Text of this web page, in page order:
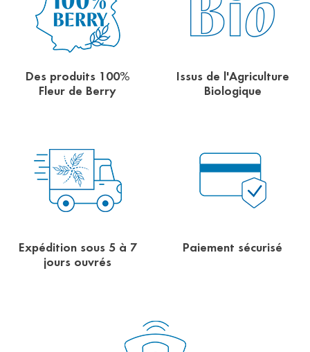
Des produits 100%
Fleur de Berry
Issus de l'Agriculture
Biologique
Expédition sous 5 à 7
jours ouvrés
Paiement sécurisé